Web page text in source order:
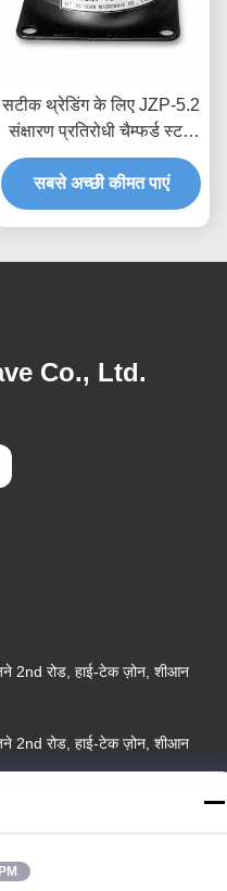
सटीक थ्रेडिंग के लिए JZP-5.2
संक्षारण प्रतिरोधी चैम्फर्ड स्टड
रबर कंपन आइसोलेटर माउंट
शॉक अवशोषक माउंट
सबसे अच्छी कीमत पाएं
Co., Ltd.
2nd रोड, हाई-टेक ज़ोन, शीआन
2nd रोड, हाई-टेक ज़ोन, शीआन